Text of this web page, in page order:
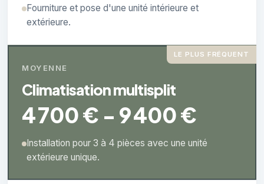
Fourniture et pose d'une unité intérieure et
extérieure.
LE PLUS FRÉQUENT
MOYENNE
Climatisation multisplit
4 700 € - 9 400 €
Installation pour 3 à 4 pièces avec une unité
extérieure unique.